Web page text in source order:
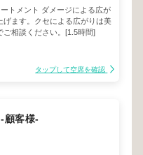
トメント ダメージによる広が
げます。クセによる広がりは美
ご相談ください。[1.5時間]
タップして空席を確認
顧客様-